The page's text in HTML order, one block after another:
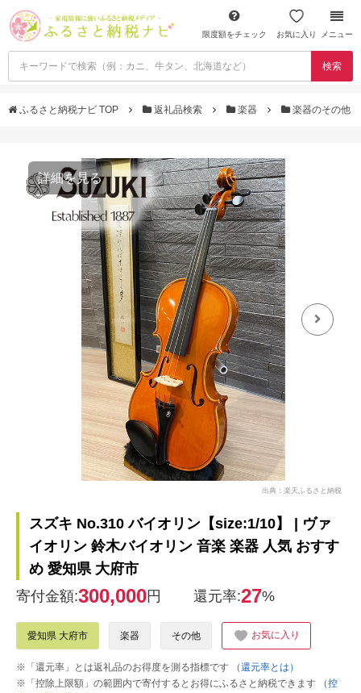
限度額をチェック お気に入り メニュー
検索
ふるさと納税ナビ TOP 返礼品検索 楽器 楽器のその他
詳細を見る
出典：楽天ふるさと納税
スズキ No.310 バイオリン【size:1/10】 | ヴァ
イオリン 鈴木バイオリン 音楽 楽器 人気 おすす
め 愛知県 大府市
寄付金額:300,000円 還元率:27%
愛知県 大府市 楽器 その他 お気に入り
※「還元率」とは返礼品のお得度を測る指標です
（還元率とは）
※「控除上限額」の範囲内で寄付するとお得にふるさと納税できます
（控